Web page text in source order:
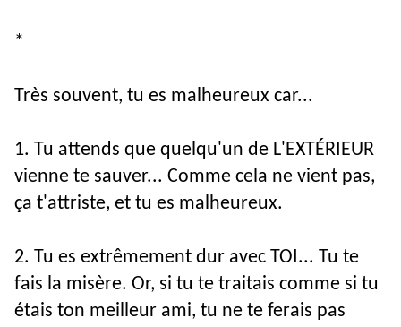
*
Très souvent, tu es malheureux car...
1. Tu attends que quelqu'un de L'EXTÉRIEUR
vienne te sauver... Comme cela ne vient pas,
ça t'attriste, et tu es malheureux.
2. Tu es extrêmement dur avec TOI... Tu te
fais la misère. Or, si tu te traitais comme si tu
étais ton meilleur ami, tu ne te ferais pas